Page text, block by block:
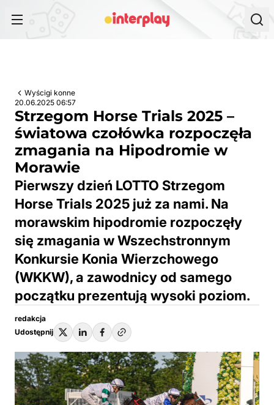
Wyścigi konne
20.06.2025 06:57
Strzegom Horse Trials 2025 –
światowa czołówka rozpoczęła
zmagania na Hipodromie w
Morawie
Pierwszy dzień LOTTO Strzegom
Horse Trials 2025 już za nami. Na
morawskim hipodromie rozpoczęły
się zmagania w Wszechstronnym
Konkursie Konia Wierzchowego
(WKKW), a zawodnicy od samego
początku prezentują wysoki poziom.
redakcja
Udostępnij